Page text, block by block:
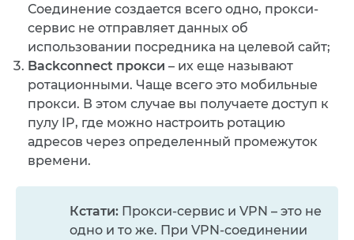
Соединение создается всего одно, прокси-
сервис не отправляет данных об
использовании посредника на целевой сайт;
Backconnect прокси – их еще называют
ротационными. Чаще всего это мобильные
прокси. В этом случае вы получаете доступ к
пулу IP, где можно настроить ротацию
адресов через определенный промежуток
времени.
Кстати: Прокси-сервис и VPN – это не
одно и то же. При VPN-соединении